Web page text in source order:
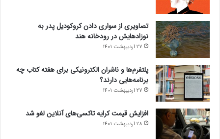
تصاویری از سواری دادن کروکودیل پدر به
نوزادهایش در رودخانه هند
27 اردیبهشت 1401
پلتفرم‌ها و ناشران الکترونیکی برای هفته کتاب چه
برنامه‌هایی دارند؟
27 اردیبهشت 1401
افزایش قیمت کرایه تاکسی‌های آنلاین لغو شد
28 اردیبهشت 1401